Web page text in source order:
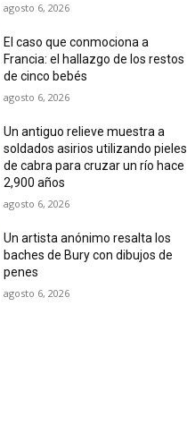
agosto 6, 2026
El caso que conmociona a
Francia: el hallazgo de los restos
de cinco bebés
agosto 6, 2026
Un antiguo relieve muestra a
soldados asirios utilizando pieles
de cabra para cruzar un río hace
2,900 años
agosto 6, 2026
Un artista anónimo resalta los
baches de Bury con dibujos de
penes
agosto 6, 2026